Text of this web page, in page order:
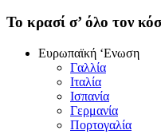
To κρασί σ’ όλο τον
Eυρωπαϊκή ‘Eνωση
Γαλλία
Iταλία
Iσπανία
Γερμανία
Πορτογαλία